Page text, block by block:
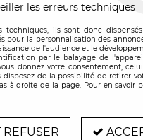
les erreurs techniques
techniques, ils sont donc
pour la personnalisation des
de l'audience et le
par le balayage de
donnez votre consentement,
disposez de la possibilité de retirer
droite de la page. Pour en savoir
REFUSER